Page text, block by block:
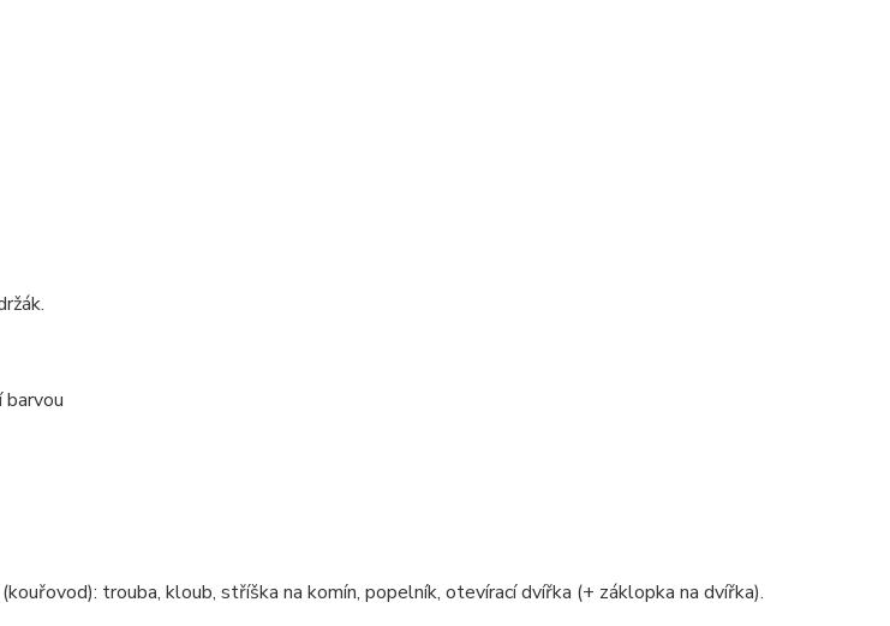
trouba, kloub, stříška na komín, popelník, otevírací dvířka (+ záklopka na dvířka).